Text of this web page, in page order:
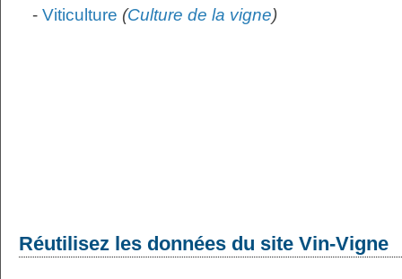
- Viticulture (Culture de la vigne)
Réutilisez les données du site Vin-Vigne